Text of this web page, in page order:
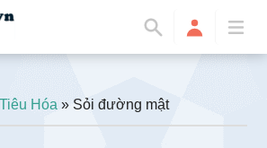
Tiêu Hóa » Sỏi đường mật